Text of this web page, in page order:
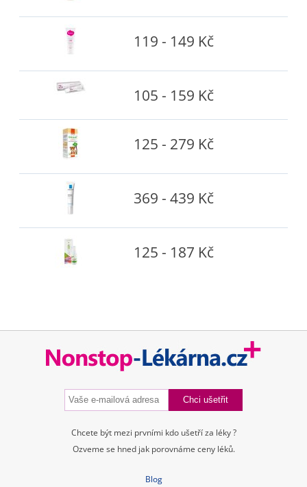
119 - 149 Kč
105 - 159 Kč
125 - 279 Kč
369 - 439 Kč
125 - 187 Kč
Chcete být mezi prvními kdo ušetří za léky ?
Ozveme se hned jak porovnáme ceny léků.
Blog